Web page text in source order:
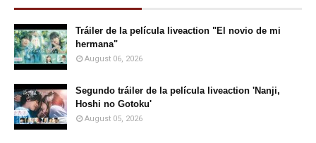
Tráiler de la película liveaction "El novio de mi
hermana"
August 06, 2026
Segundo tráiler de la película liveaction 'Nanji,
Hoshi no Gotoku'
August 05, 2026